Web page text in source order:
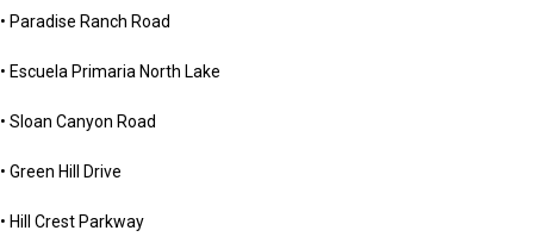
• Paradise Ranch Road
• Escuela Primaria North Lake
• Sloan Canyon Road
• Green Hill Drive
• Hill Crest Parkway